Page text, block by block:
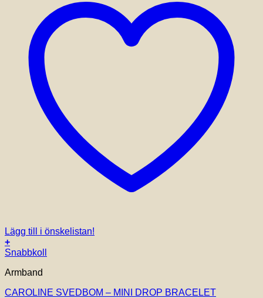
Lägg till i önskelistan!
+
Snabbkoll
Armband
CAROLINE SVEDBOM – MINI DROP BRACELET